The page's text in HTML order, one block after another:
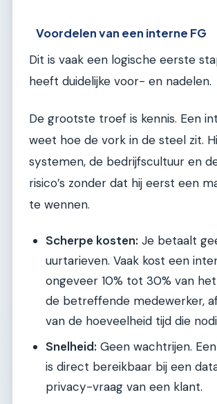
Voordelen van een interne FG
Dit is vaak een logische eerste
heeft duidelijke voor- en nadelen.
De grootste troef is kennis. Een
weet hoe de vork in de steel zit.
systemen, de bedrijfscultuur en
risico’s zonder dat hij eerst een
te wennen.
Scherpe kosten: Je betaalt
uurtarieven. Vaak kost een
ongeveer 10% tot 30% van
de betreffende medewerker,
van de hoeveelheid tijd die
Snelheid: Geen wachtrijen.
is direct bereikbaar bij een
privacy-vraag van een klant.